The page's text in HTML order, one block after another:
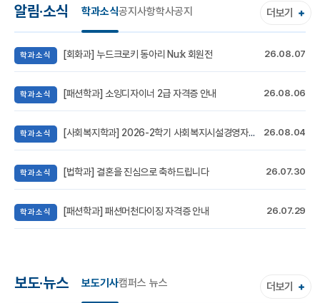
알림·소식 학과소식공지사항학사공지 더보기 +
학과소식 [회화과] 누드크로키 동아리 Nu:k 회원전 26.08.07
학과소식 [패션학과] 소잉디자이너 2급 자격증 안내 26.08.06
학과소식 [사회복지학과] 2026-2학기 사회복지시설경영자과정 특강 (33회) 신청 안내 26.08.04
학과소식 [법학과] 결혼을 진심으로 축하드립니다 26.07.30
학과소식 [패션학과] 패션머천다이징 자격증 안내 26.07.29
보도·뉴스 보도기사캠퍼스 뉴스 더보기 +